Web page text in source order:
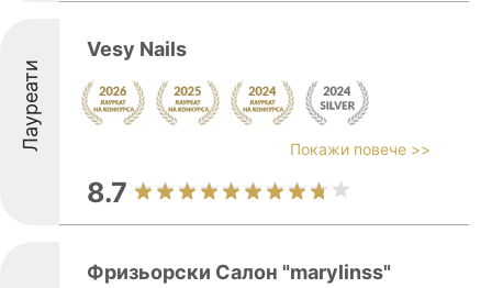
Лауреати
Vesy Nails
Покажи повече >>
8.7
Фризьорски Салон "marylinss"